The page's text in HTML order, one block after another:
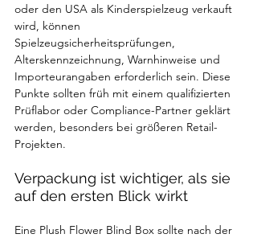
oder den USA als Kinderspielzeug verkauft
wird, können
Spielzeugsicherheitsprüfungen,
Alterskennzeichnung, Warnhinweise und
Importeurangaben erforderlich sein. Diese
Punkte sollten früh mit einem qualifizierten
Prüflabor oder Compliance-Partner geklärt
werden, besonders bei größeren Retail-
Projekten.
Verpackung ist wichtiger, als sie
auf den ersten Blick wirkt
Eine Plush Flower Blind Box sollte nach der